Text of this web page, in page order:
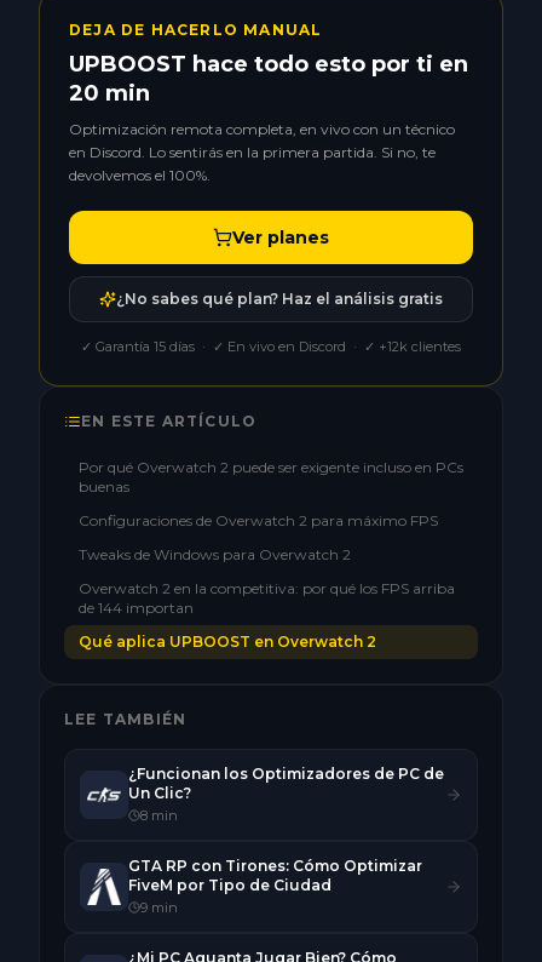
DEJA DE HACERLO MANUAL
UPBOOST hace todo esto por ti en
20 min
Optimización remota completa, en vivo con un técnico
en Discord. Lo sentirás en la primera partida. Si no, te
devolvemos el 100%.
Ver planes
¿No sabes qué plan? Haz el análisis gratis
✓ Garantía 15 días · ✓ En vivo en Discord · ✓ +12k clientes
EN ESTE ARTÍCULO
Por qué Overwatch 2 puede ser exigente incluso en PCs
buenas
Configuraciones de Overwatch 2 para máximo FPS
Tweaks de Windows para Overwatch 2
Overwatch 2 en la competitiva: por qué los FPS arriba
de 144 importan
Qué aplica UPBOOST en Overwatch 2
LEE TAMBIÉN
¿Funcionan los Optimizadores de PC de
Un Clic?
8 min
GTA RP con Tirones: Cómo Optimizar
FiveM por Tipo de Ciudad
9 min
¿Mi PC Aguanta Jugar Bien? Cómo